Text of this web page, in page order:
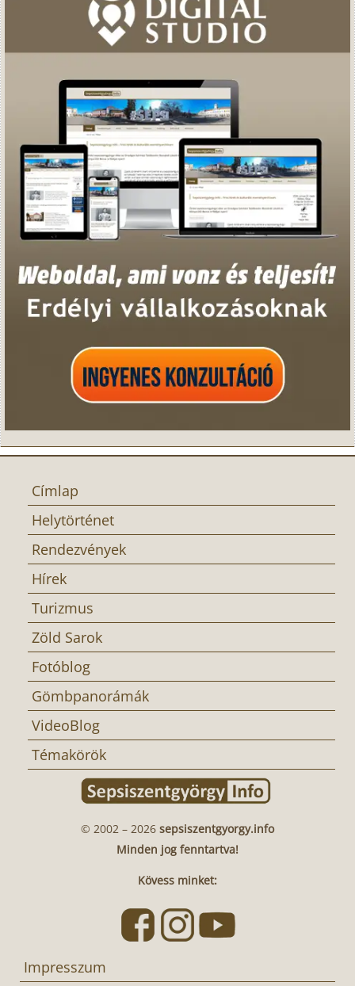
Címlap
Helytörténet
Rendezvények
Hírek
Turizmus
Zöld Sarok
Fotóblog
Gömbpanorámák
VideoBlog
Témakörök
© 2002 – 2026 sepsiszentgyorgy.info
Minden jog fenntartva!
Kövess minket:
Impresszum